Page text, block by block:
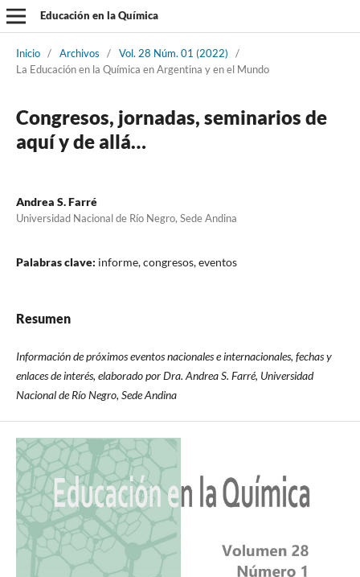
Educación en la Química
Inicio / Archivos / Vol. 28 Núm. 01 (2022)
/
La Educación en la Química en Argentina y en el Mundo
Congresos, jornadas, seminarios de
aquí y de allá…
Andrea S. Farré
Universidad Nacional de Río Negro, Sede Andina
Palabras clave: informe, congresos, eventos
Resumen
Información de próximos eventos nacionales e internacionales, fechas y
enlaces de interés, elaborado por Dra. Andrea S. Farré, Universidad
Nacional de Río Negro, Sede Andina